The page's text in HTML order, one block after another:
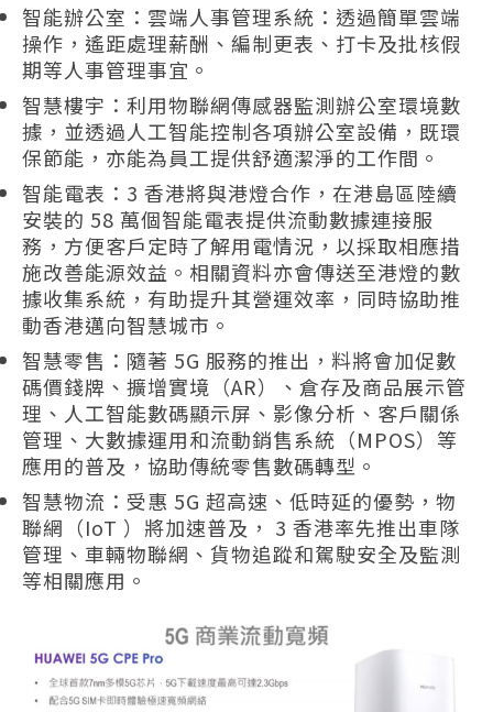
智能辦公室：雲端人事管理系統：透過簡單雲端
操作，遙距處理薪酬、編制更表、打卡及批核假
期等人事管理事宜。
智慧樓宇：利用物聯網傳感器監測辦公室環境數
據，並透過人工智能控制各項辦公室設備，既環
保節能，亦能為員工提供舒適潔淨的工作間。
智能電表：3 香港將與港燈合作，在港島區陸續
安裝的 58 萬個智能電表提供流動數據連接服
務，方便客戶定時了解用電情況，以採取相應措
施改善能源效益。相關資料亦會傳送至港燈的數
據收集系統，有助提升其營運效率，同時協助推
動香港邁向智慧城市。
智慧零售：隨著 5G 服務的推出，料將會加促數
碼價錢牌、擴增實境（AR）、倉存及商品展示管
理、人工智能數碼顯示屏、影像分析、客戶關係
管理、大數據運用和流動銷售系統（MPOS）等
應用的普及，協助傳統零售數碼轉型。
智慧物流：受惠 5G 超高速、低時延的優勢，物
聯網（IoT ）將加速普及， 3 香港率先推出車隊
管理、車輛物聯網、貨物追蹤和駕駛安全及監測
等相關應用。